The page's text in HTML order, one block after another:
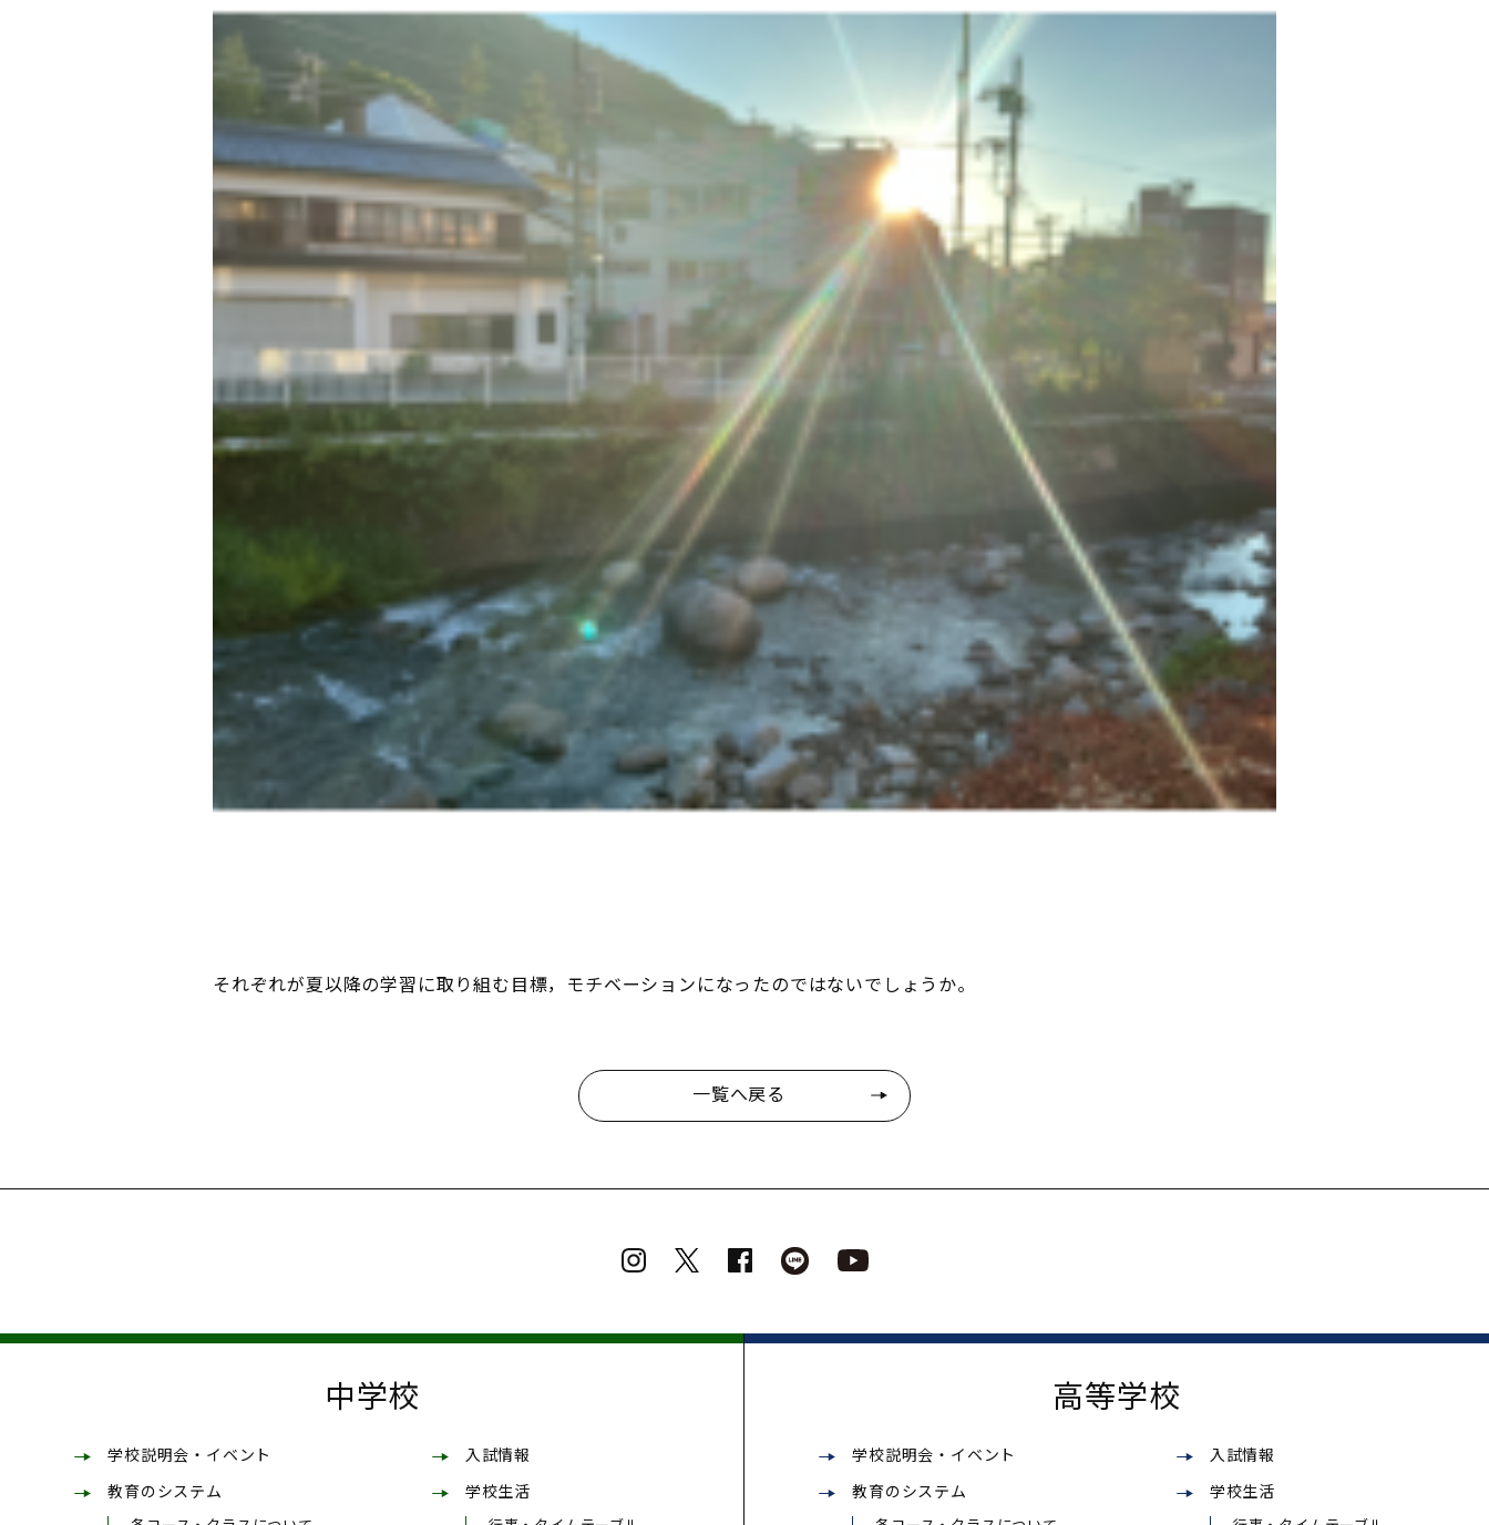
それぞれが夏以降の学習に取り組む目標，モチベーションになったのではないでしょうか。
一覧へ戻る
中学校
学校説明会・イベント 入試情報
教育のシステム 学校生活
高等学校
学校説明会・イベント 入試情報
教育のシステム 学校生活